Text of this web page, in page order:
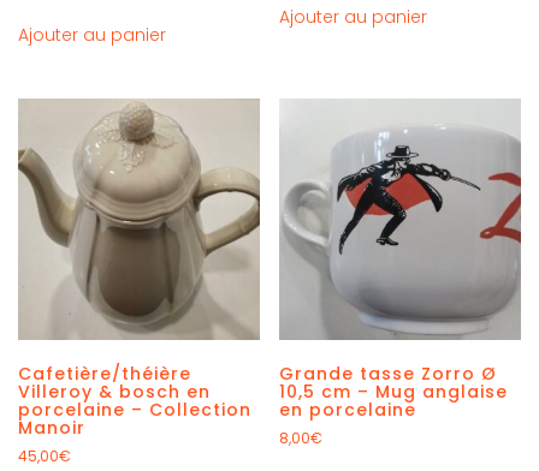
Ajouter au panier
Ajouter au panier
Cafetière/théière
Villeroy & bosch en
porcelaine – Collection
Manoir
45,00€
Grande tasse Zorro Ø
10,5 cm – Mug anglaise
en porcelaine
8,00€